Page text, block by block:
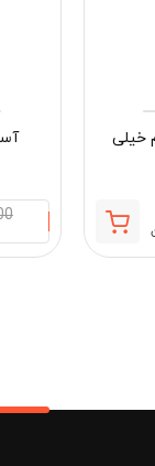
خیلی
اصلی:
فعلی: